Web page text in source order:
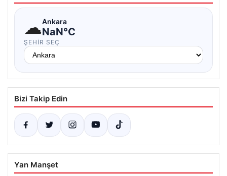
☁Ankara
NaN°C
ŞEHIR SEÇ
Bizi Takip Edin
Yan Manşet